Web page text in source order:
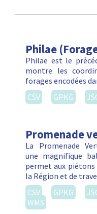
Philae
Philae est le
montre les
forages encodées
CSV
GPKG
Promenade
La Promenade
une magnifique
permet aux
la Région et de
CSV
GPKG
WMS